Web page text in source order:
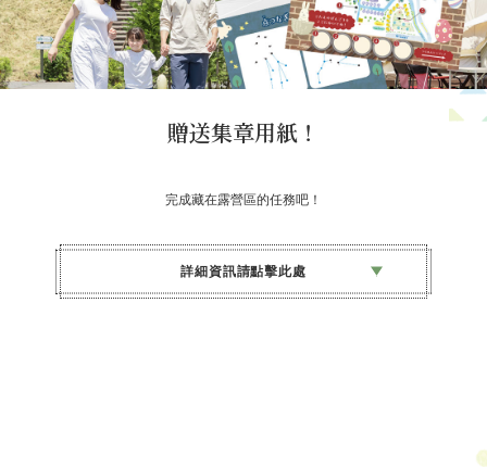
贈送集章用紙！
完成藏在露營區的任務吧！
詳細資訊請點擊此處